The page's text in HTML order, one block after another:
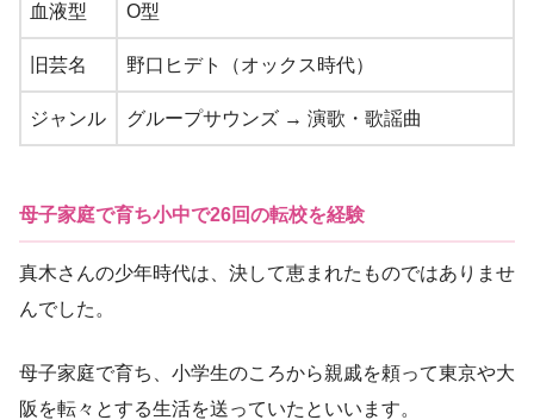
血液型 O型
旧芸名 野口ヒデト（オックス時代）
ジャンル グループサウンズ → 演歌・歌謡曲
母子家庭で育ち小中で26回の転校を経験
真木さんの少年時代は、決して恵まれたものではありませ
んでした。
母子家庭で育ち、小学生のころから親戚を頼って東京や大
阪を転々とする生活を送っていたといいます。